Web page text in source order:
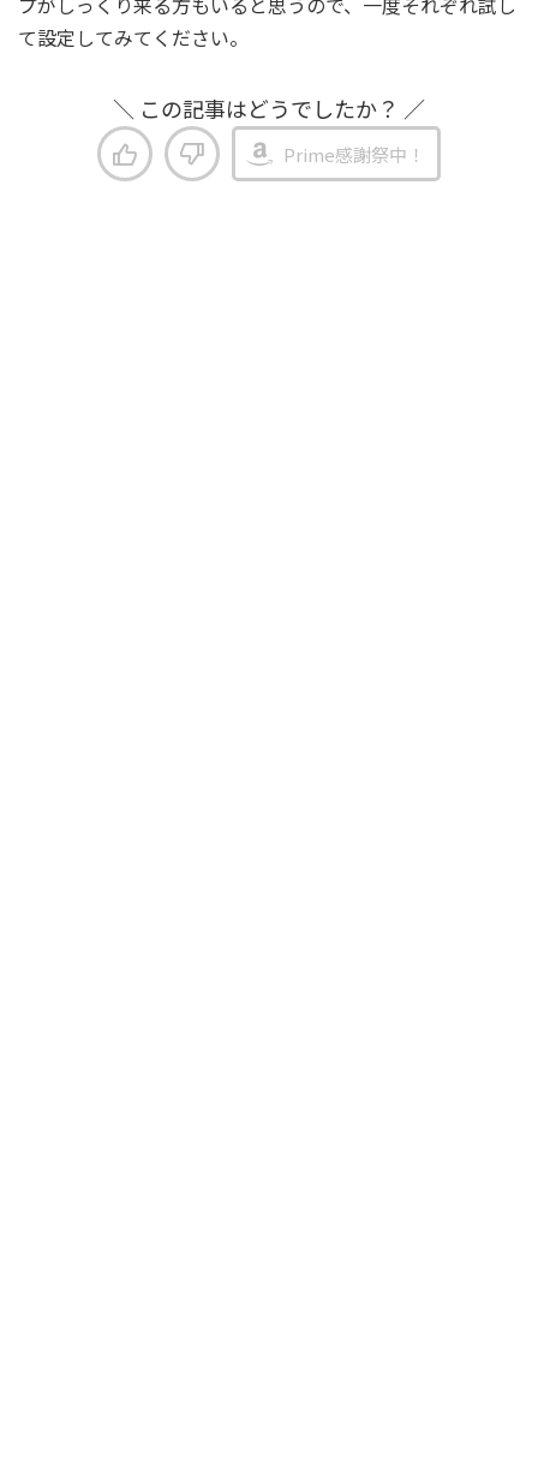
て設定してみてください。
＼ この記事はどうでしたか？ ／
Prime感謝祭中！